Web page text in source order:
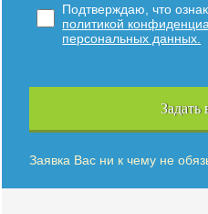
Подтверждаю, что
политикой
персональных данных.
Задать
Заявка Вас ни к чему не